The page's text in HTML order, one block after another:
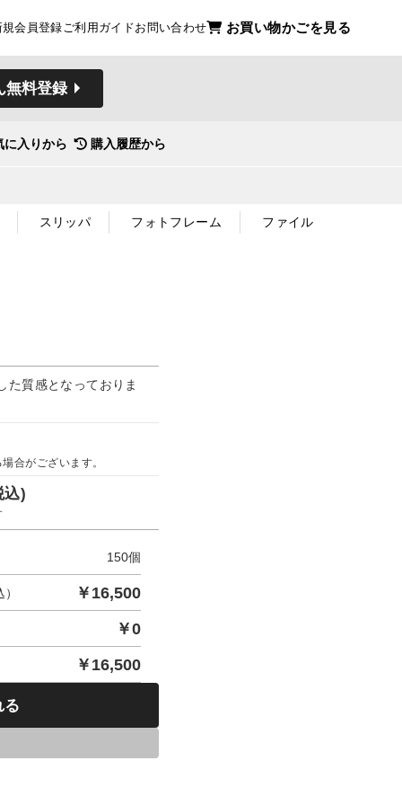
規会員登録ご利用ガイドお問い合わせ お買い物かごを見る
無料登録
に入りから 購入履歴から
スリッパ フォトフレーム ファイル
た質感となっておりま
合がございます。
込)
150個
￥ 16,500
￥0
￥ 16,500
る